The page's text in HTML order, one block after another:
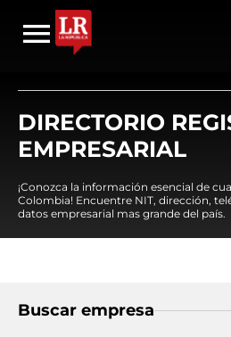
DIRECTORIO
EMPRESARIAL
¡Conozca la información esencial de
Colombia! Encuentre NIT, dirección,
datos empresarial mas grande del país.
Buscar empresa